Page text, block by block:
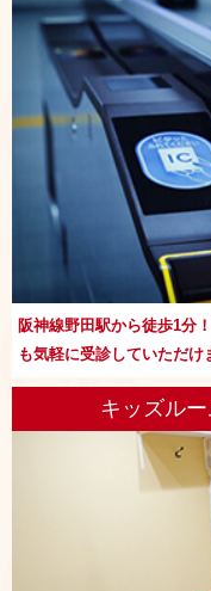
阪神線野田駅から徒歩1分
も気軽に受診していただけ
キッズル